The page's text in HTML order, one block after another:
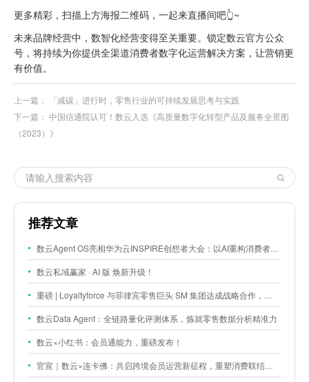
更多精彩，扫描上方海报二维码，一起来直播间吧👆~
未来品牌经营中，数智化经营变得至关重要。锁定数云官方公众
号，将持续为你提供全渠道消费者数字化运营解决方案，让营销更
有价值。
上一篇：
「减碳」进行时，零售行业的可持续发展思考与实践
下一篇： 中国信通院认可！数云入选《高质量数字化转型产品及服务全景图
（2023）》
推荐文章
数云Agent OS亮相华为云INSPIRE创想者大会：以AI重构消费者运营与零售营销新范式
数云私域赢家 · AI 版 焕新升级！
重磅 | Loyaltyforce 与菲律宾零售巨头 SM 集团达成战略合作，携手开启 SMAC 会员数智化运营新征程
数云Data Agent：全链路量化评测体系，炼就零售数据分析精准力
数云×小红书：会员通能力，重磅发布！
官宣｜数云×连卡佛：共启跨境会员运营新征程，重塑消费联结新体验